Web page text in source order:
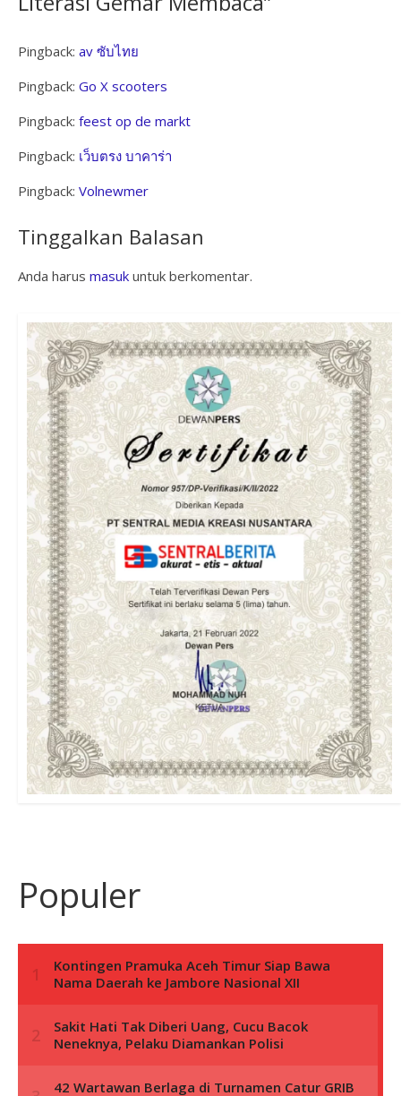
Pingback: av ซับไทย
Pingback: Go X scooters
Pingback: feest op de markt
Pingback: เว็บตรง บาคาร่า
Pingback: Volnewmer
Tinggalkan Balasan
Anda harus masukuntuk berkomentar.
Populer